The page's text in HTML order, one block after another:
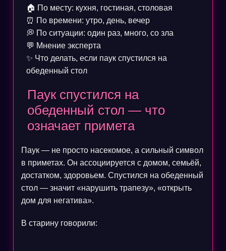
🏠 По месту: кухня, гостиная, столовая
⏰ По времени: утро, день, вечер
💭 По ситуации: один раз, много, со зла
💬 Мнение эксперта
✨ Что делать, если паук спустился на
обеденный стол
Паук спустился на
обеденный стол — что
означает примета
Паук — не просто насекомое, а сильный символ
в приметах. Он ассоциируется с домом, семьёй,
достатком, здоровьем. Спустился на обеденный
стол — значит «нарушить трапезу», «открыть
дом для негатива».
В старину говорили: